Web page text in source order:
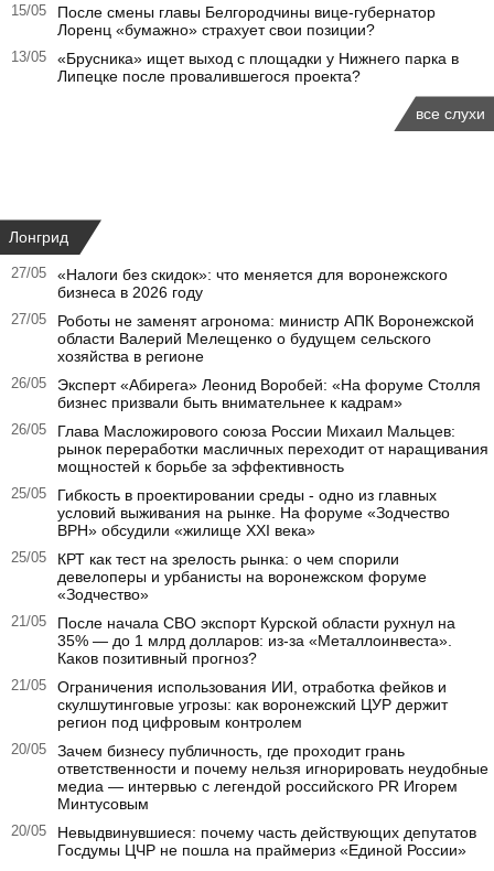
15/05
После смены главы Белгородчины вице-губернатор
Лоренц «бумажно» страхует свои позиции?
13/05
«Брусника» ищет выход с площадки у Нижнего парка в
Липецке после провалившегося проекта?
все слухи
Лонгрид
27/05
«Налоги без скидок»: что меняется для воронежского
бизнеса в 2026 году
27/05
Роботы не заменят агронома: министр АПК Воронежской
области Валерий Мелещенко о будущем сельского
хозяйства в регионе
26/05
Эксперт «Абирега» Леонид Воробей: «На форуме Столля
бизнес призвали быть внимательнее к кадрам»
26/05
Глава Масложирового союза России Михаил Мальцев:
рынок переработки масличных переходит от наращивания
мощностей к борьбе за эффективность
25/05
Гибкость в проектировании среды - одно из главных
условий выживания на рынке. На форуме «Зодчество
ВРН» обсудили «жилище XXI века»
25/05
КРТ как тест на зрелость рынка: о чем спорили
девелоперы и урбанисты на воронежском форуме
«Зодчество»
21/05
После начала СВО экспорт Курской области рухнул на
35% — до 1 млрд долларов: из-за «Металлоинвеста».
Каков позитивный прогноз?
21/05
Ограничения использования ИИ, отработка фейков и
скулшутинговые угрозы: как воронежский ЦУР держит
регион под цифровым контролем
20/05
Зачем бизнесу публичность, где проходит грань
ответственности и почему нельзя игнорировать неудобные
медиа — интервью с легендой российского PR Игорем
Минтусовым
20/05
Невыдвинувшиеся: почему часть действующих депутатов
Госдумы ЦЧР не пошла на праймериз «Единой России»